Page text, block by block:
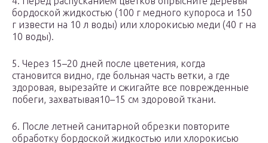
бордоской жидкостью (100 г медного купороса и 150
г извести на 10 л воды) или хлорокисью меди (40 г на
10 воды).
5. Через 15–20 дней после цветения, когда
становится видно, где больная часть ветки, а где
здоровая, вырезайте и сжигайте все поврежденные
побеги, захватывая10–15 см здоровой ткани.
6. После летней санитарной обрезки повторите
обработку бордоской жидкостью или хлорокисью